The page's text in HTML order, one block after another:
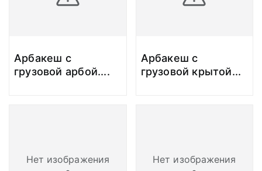
Арбакеш с
грузовой арбой....
Арбакеш с
грузовой крытой...
Нет изображения Нет изображения